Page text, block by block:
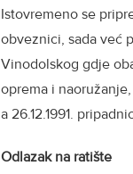
Istovremeno se
obveznici, sada već
Vinodolskog gdje
oprema i
a 26.12.1991.
Odlazak na ratište